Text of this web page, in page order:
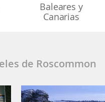
Baleares y
Canarias
de Roscommon